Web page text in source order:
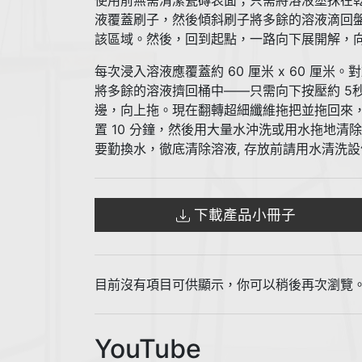
液覆蓋刷子，然後傾斜刷子將多餘的溶液滴
該區域。然後，回到起點，一路向下展開解，
每次浸入溶液應覆蓋約 60 厘米 x 60 厘米。
將多餘的溶液擠回桶中——只需向下按壓約 5
邊，向上拖。現在翻轉超細纖維拖把並拖回
置 10 分鐘，然後用大量水沖洗或用水拖地清
要勤換水，徹底清除溶液, 存放前請用水清洗
下載產品小冊子
目前沒有項目可供顯示，你可以稍後再次瀏覽
YouTube